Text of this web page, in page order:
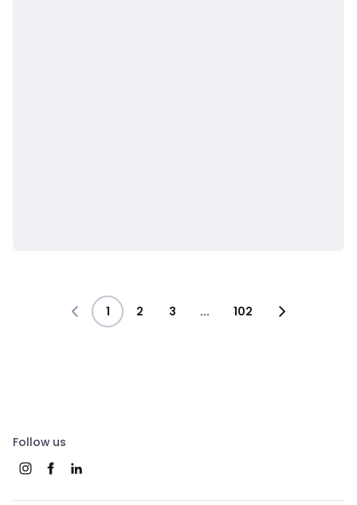
1 2 3 ... 102
Follow us